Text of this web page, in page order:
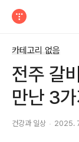
카테고리 없음
전주 갈
만난 3
건강과 일상 2025.